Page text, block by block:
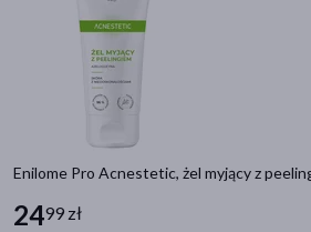
Enilome Pro Acnestetic, żel myjący z
2499 zł